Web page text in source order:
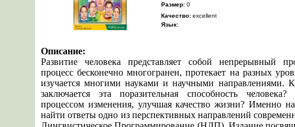
Размер: 0
Качество: excellent
Язык:
Описание:
Развитие человека представляет собой непрерывный
процесс бесконечно многогранен, протекает на разных
изучается многими науками и научными направлениями.
заключается эта поразительная способность
процессом изменения, улучшая качество жизни? Именно
найти ответы одно из перспективных направлений